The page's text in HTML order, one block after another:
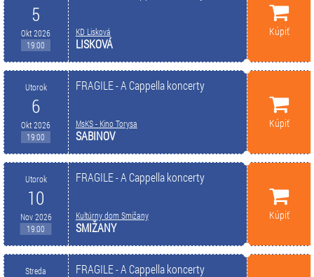
5
Okt 2026
19:00
KD Lisková
LISKOVÁ
Kúpiť
Utorok
6
Okt 2026
19:00
FRAGILE - A Cappella koncerty
MsKS - Kino Torysa
SABINOV
Kúpiť
Utorok
10
Nov 2026
19:00
FRAGILE - A Cappella koncerty
Kultúrny dom Smižany
SMIŽANY
Kúpiť
Streda FRAGILE - A Cappella koncerty